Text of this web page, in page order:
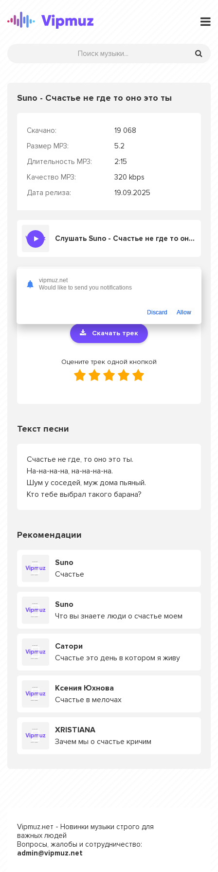
Suno - Счастье не где то оно это ты
Скачано:
19 068
Размер MP3:
5.2
Длительность MP3:
2:15
Качество MP3:
320 kbps
Дата релиза:
19.09.2025
Слушать Suno - Счастье не где то оно это ты
Скачать песню Suno - Счастье не где то
оно это тыв mp3 или слушать онлайн
Скачать трек
Оцените трек одной кнопкой
Текст песни
Счастье не где, то оно это ты.
На-на-на-на, на-на-на-на.
Шум у соседей, муж дома пьяный.
Кто тебе выбрал такого барана?
Рекомендации
Suno
Счастье
Suno
Что вы знаете люди о счастье моем
Сатори
Счастье это день в котором я живу
Ксения Юхнова
Счастье в мелочах
XRISTIANA
Зачем мы о счастье кричим
Vipmuz.нет - Новинки музыки строго для
важных людей
Вопросы, жалобы и сотрудничество:
admin@vipmuz.net
vipmuz.net
Would like to send you notifications
Discard Allow